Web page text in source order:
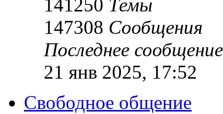
141250 Темы
147308 Сообщения
Последнее сообщение
21 янв 2025, 17:52
Свободное общение